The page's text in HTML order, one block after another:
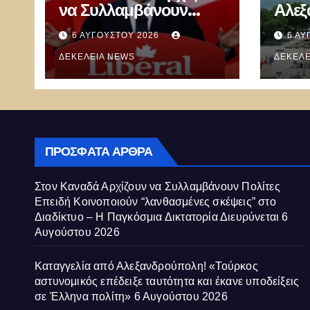
να Συλλαμβάνουν
Πολίτες Επειδή
Κοινοποιούν
“λανθασμένες σκέψεις”
στο Διαδίκτυο – Η
Διευρύνεται
6 ΑΥΓΟΎΣΤΟΥ 2026
ΔΕΚΈΛΕΙΑ NEWS
6
ΠΡΌΣΦΑΤΑ ΆΡΘΡΑ
Στον Καναδά Αρχίζουν να Συλλαμβάνουν Πολίτες
Επειδή Κοινοποιούν “λανθασμένες σκέψεις” στο
Διαδίκτυο – Η Παγκόσμια Δικτατορία Διευρύνεται 6
Αυγούστου 2026
Καταγγελία από Αλεξανδρούπολη! «Τούρκος
αστυνομικός επέδειξε ταυτότητα και έκανε υποδείξεις
σε Έλληνα πολίτη» 6 Αυγούστου 2026